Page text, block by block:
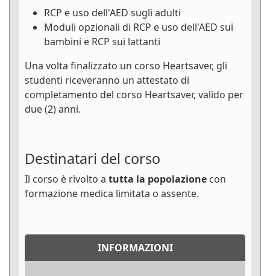
RCP e uso dell'AED sugli adulti
Moduli opzionali di RCP e uso dell'AED sui
bambini e RCP sui lattanti
Una volta finalizzato un corso Heartsaver, gli
studenti riceveranno un attestato di
completamento del corso Heartsaver, valido per
due (2) anni.
Destinatari del corso
Il corso è rivolto a tutta la popolazione con
formazione medica limitata o assente.
INFORMAZIONI